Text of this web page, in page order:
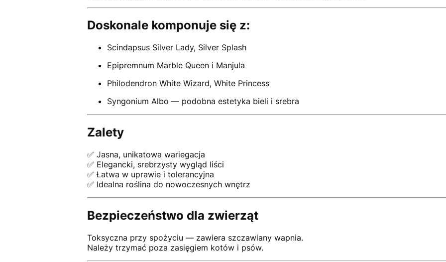
Doskonale komponuje się z:
Scindapsus Silver Lady, Silver Splash
Epipremnum Marble Queen i Manjula
Philodendron White Wizard, White Princess
Syngonium Albo — podobna estetyka bieli i srebra
Zalety
✅ Jasna, unikatowa wariegacja
✅ Elegancki, srebrzysty wygląd liści
✅ Łatwa w uprawie i tolerancyjna
✅ Idealna roślina do nowoczesnych wnętrz
Bezpieczeństwo dla zwierząt
Toksyczna przy spożyciu — zawiera szczawiany wapnia.
Należy trzymać poza zasięgiem kotów i psów.